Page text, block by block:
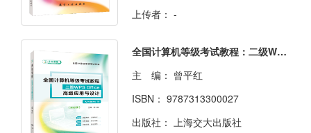
上传者： -
全国计算机等级考试教程：二级WPS Office高级应用与设计[Win10]（双色）（含微课）
主 编： 曾平红
ISBN： 9787313300027
出版社：
上海交大出版社